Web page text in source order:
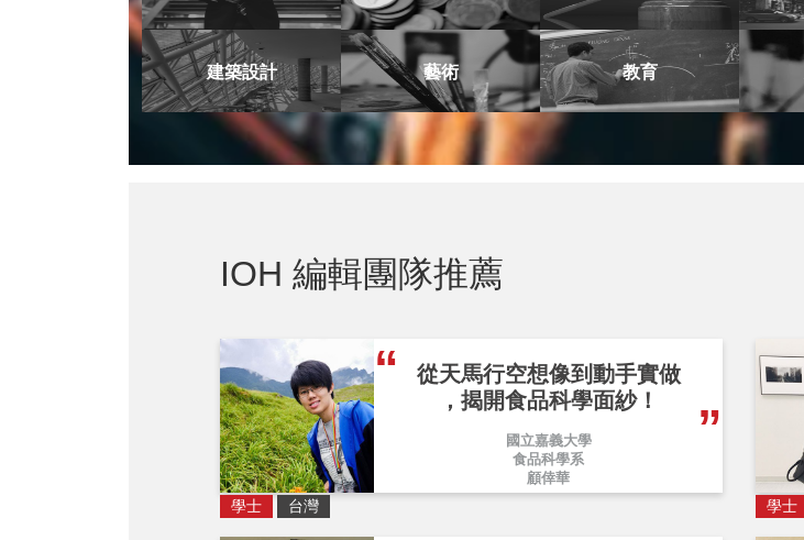
建築設計 藝術 教育
IOH 編輯團隊推薦
從天馬行空想像到動手實做
，揭開食品科學面紗！
國立嘉義大學
食品科學系
顧倖華
學士 台灣 學士